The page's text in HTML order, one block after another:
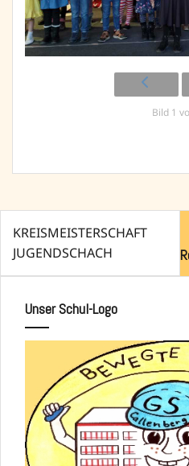
Bild 1
Beitragsnavigation
KREISMEISTERSCHAFT
JUGENDSCHACH
Unser Schul-Logo